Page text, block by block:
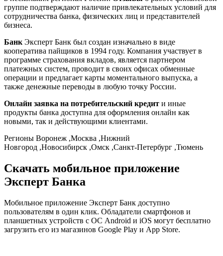
группе подтверждают наличие привлекательных условий для
сотрудничества банка, физических лиц и представителей
бизнеса.
Банк Эксперт Банк был создан изначально в виде
кооператива пайщиков в 1994 году. Компания участвует в
программе страхования вкладов, является партнером
платежных систем, проводит в своих офисах обменные
операции и предлагает карты моментального выпуска, а
также денежные переводы в любую точку России.
Онлайн заявка на потребительский кредит и иные
продукты банка доступна для оформления онлайн как
новыми, так и действующими клиентами.
Регионы Воронеж ,Москва ,Нижний
Новгород ,Новосибирск ,Омск ,Санкт-Петербург ,Тюмень
Скачать мобильное приложение
Эксперт Банка
Мобильное приложение Эксперт Банк доступно
пользователям в один клик. Обладатели смартфонов и
планшетных устройств с ОС Android и iOS могут бесплатно
загрузить его из магазинов Google Play и App Store.